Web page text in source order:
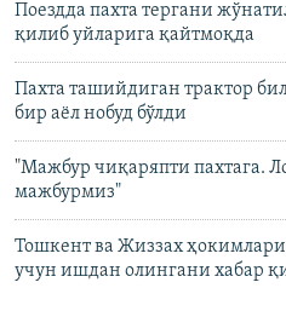
Поездда пахта тергани
қилиб уйларига қайтмоқда
Пахта ташийдиган трактор
бир аёл нобуд бўлди
"Мажбур чиқаряпти пахтага.
мажбурмиз"
Тошкент ва Жиззах
учун ишдан олингани хабар